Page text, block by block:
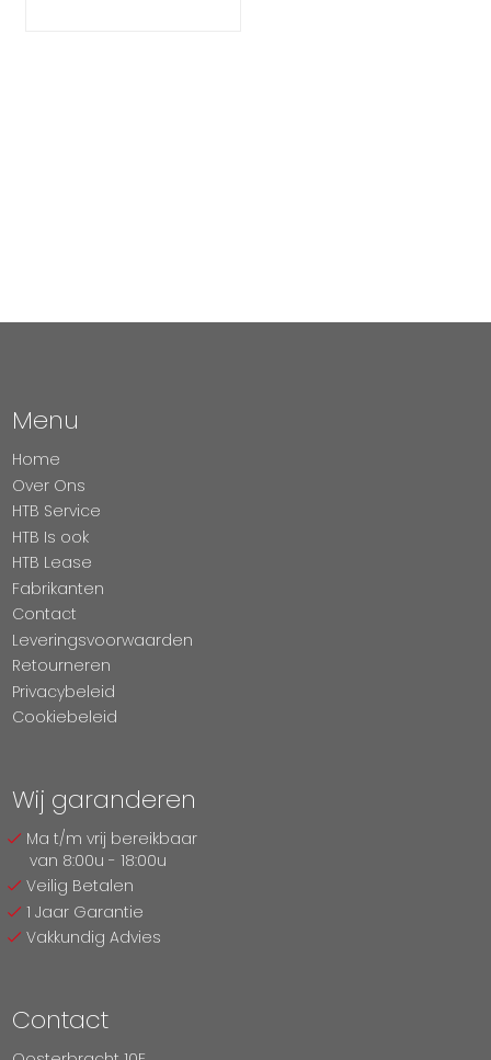
Menu
Home
Over Ons
HTB Service
HTB Is ook
HTB Lease
Fabrikanten
Contact
Leveringsvoorwaarden
Retourneren
Privacybeleid
Cookiebeleid
Wij garanderen
Ma t/m vrij bereikbaar
van 8:00u - 18:00u
Veilig Betalen
1 Jaar Garantie
Vakkundig Advies
Contact